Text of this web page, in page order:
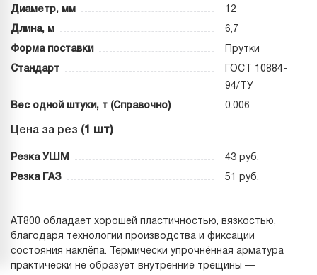
Диаметр, мм 12
Длина, м 6,7
Форма поставки Прутки
Стандарт
ГОСТ 10884-
94/ТУ
Вес одной штуки, т (Справочно) 0.006
Цена за рез (1 шт)
Резка УШМ 43 руб.
Резка ГАЗ 51 руб.
АТ800 обладает хорошей пластичностью, вязкостью,
благодаря технологии производства и фиксации
состояния наклёпа. Термически упрочнённая арматура
практически не образует внутренние трещины —